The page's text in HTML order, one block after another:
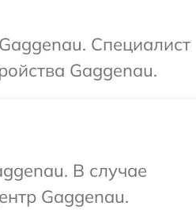
Специалист
Gaggenau.
В случае
Gaggenau.